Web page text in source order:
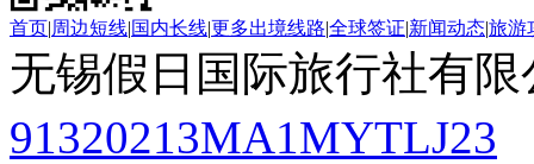
首页|周边短线|国内长线|更多出境线路|全球签证|新闻动态|旅游
无锡假日国际旅行社有
91320213MA1MYTLJ23